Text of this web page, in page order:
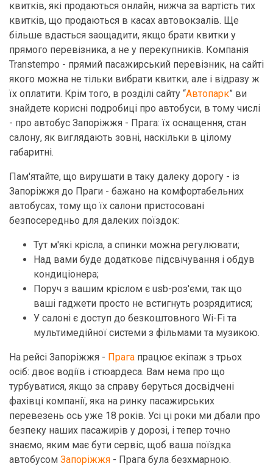
квитків, які продаються онлайн, нижча за вартість тих
квитків, що продаються в касах автовокзалів. Ще
більше вдасться заощадити, якщо брати квитки у
прямого перевізника, а не у перекупників. Компанія
Transtempo - прямий пасажирський перевізник, на сайті
якого можна не тільки вибрати квитки, але і відразу ж
їх оплатити. Крім того, в розділі сайту “Автопарк” ви
знайдете корисні подробиці про автобуси, в тому числі
- про автобус Запоріжжя - Прага: їх оснащення, стан
салону, як виглядають зовні, наскільки в цілому
габаритні.
Пам'ятайте, що вирушати в таку далеку дорогу - із
Запоріжжя до Праги - бажано на комфортабельних
автобусах, тому що їх салони пристосовані
безпосередньо для далеких поїздок:
Тут м'які крісла, а спинки можна регулювати;
Над вами буде додаткове підсвічування і обдув
кондиціонера;
Поруч з вашим кріслом є usb-роз'єми, так що
ваші гаджети просто не встигнуть розрядитися;
У салоні є доступ до безкоштовного Wi-Fi та
мультимедійної системи з фільмами та музикою.
На рейсі Запоріжжя - Прага працює екіпаж з трьох
осіб: двоє водіїв і стюардеса. Вам нема про що
турбуватися, якщо за справу беруться досвідчені
фахівці компанії, яка на ринку пасажирських
перевезень ось уже 18 років. Усі ці роки ми дбали про
безпеку наших пасажирів у дорозі, і тепер точно
знаємо, яким має бути сервіс, щоб ваша поїздка
автобусом Запоріжжя - Прага була безхмарною.